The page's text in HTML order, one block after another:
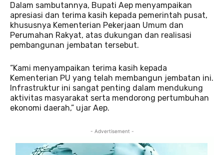
Dalam sambutannya, Bupati Aep menyampaikan
apresiasi dan terima kasih kepada pemerintah pusat,
khususnya Kementerian Pekerjaan Umum dan
Perumahan Rakyat, atas dukungan dan realisasi
pembangunan jembatan tersebut.
“Kami menyampaikan terima kasih kepada
Kementerian PU yang telah membangun jembatan ini.
Infrastruktur ini sangat penting dalam mendukung
aktivitas masyarakat serta mendorong pertumbuhan
ekonomi daerah,” ujar Aep.
- Advertisement -